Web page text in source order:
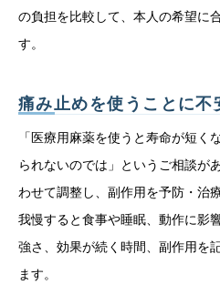
の負担を比較して、本人の希望に
す。
痛み止めを使うことに不
「医療用麻薬を使うと寿命が短く
られないのでは」というご相談が
わせて調整し、副作用を予防・治
我慢すると食事や睡眠、動作に影
強さ、効果が続く時間、副作用を
ます。